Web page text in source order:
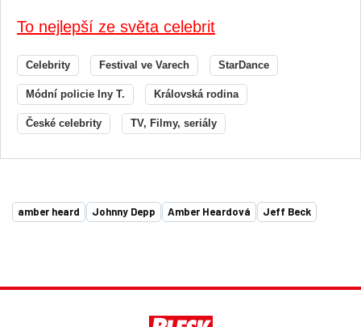
To nejlepší ze světa celebrit
Celebrity Festival ve Varech StarDance
Módní policie Iny T. Královská rodina
České celebrity TV, Filmy, seriály
amber heard Johnny Depp Amber Heardová Jeff Beck